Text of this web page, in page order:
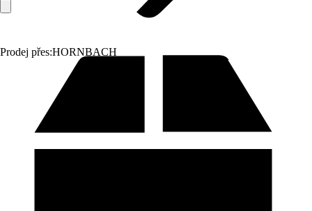
Prodej přes:HORNBACH